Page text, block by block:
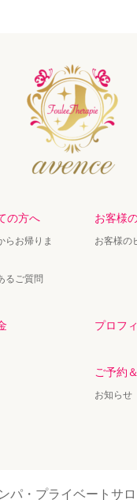
の方へ
らお帰りま
るご質問
お客様
お客様の
プロフ
ご予約
お知らせ
パ・プライベートサ